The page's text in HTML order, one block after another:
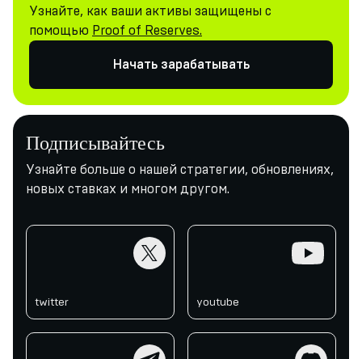
Узнайте, как ваши активы защищены с
помощью Proof of Reserves.
Начать зарабатывать
Подписывайтесь
Узнайте больше о нашей стратегии, обновлениях,
новых ставках и многом другом.
twitter youtube